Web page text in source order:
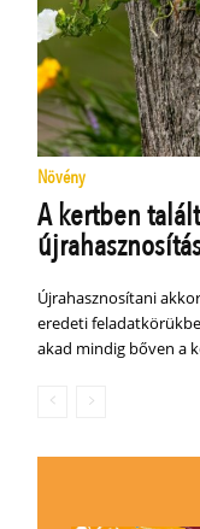
Növény
A kertben
Újrahasznosítani
eredeti
akad mindig bőven a